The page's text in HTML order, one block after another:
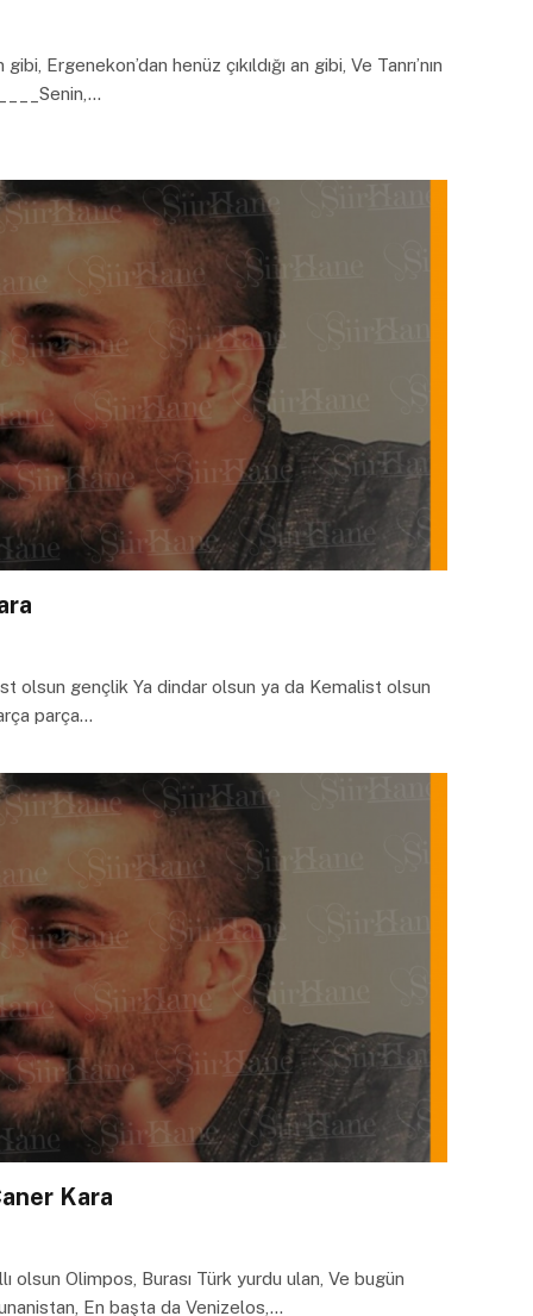
Ergenekon’dan henüz çıkıldığı an gibi, Ve Tanrı’nın
olsun gençlik Ya dindar olsun ya da Kemalist olsun
parça…
Kara
olsun Olimpos, Burası Türk yurdu ulan, Ve bugün
En başta da Venizelos,…